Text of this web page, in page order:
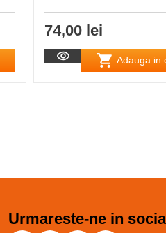
74,00 lei
Adauga in
Urmareste-ne in